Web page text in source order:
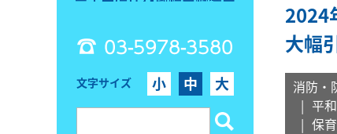
03-5978-3580
文字サイズ 小 中 大
2024
大幅
消防・
平
保